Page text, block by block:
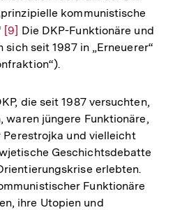
kommunistische
Zur
Auflösung
der
[9] Die DKP-Funktionäre und
seit 1987 in „Erneuerer“
die seit 1987 versuchten,
waren jüngere Funktionäre,
und vielleicht
Geschichtsdebatte
erlebten.
Funktionäre
ihre Utopien und